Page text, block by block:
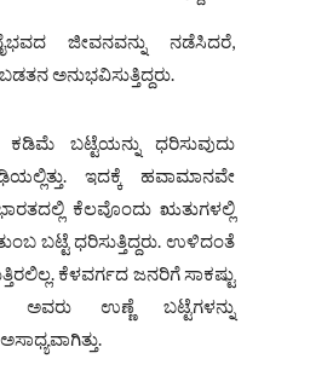
ಜೀವನವನ್ನು ನಡೆಸಿದರೆ,
ಅನುಭವಿಸುತ್ತಿದ್ದರು.
ಕಡಿಮೆ ಬಟ್ಟೆಯನ್ನು ಧರಿಸುವುದು
ಇದಕ್ಕೆ ಹವಾಮಾನವೇ
ಕೆಲವೊಂದು ಋತುಗಳಲ್ಲಿ
ಬಟ್ಟೆ ಧರಿಸುತ್ತಿದ್ದರು. ಉಳಿದಂತೆ
ಕೆಳವರ್ಗದ ಜನರಿಗೆ ಸಾಕಷ್ಟು
ಅವರು ಉಣ್ಣೆ ಬಟ್ಟೆಗಳನ್ನು